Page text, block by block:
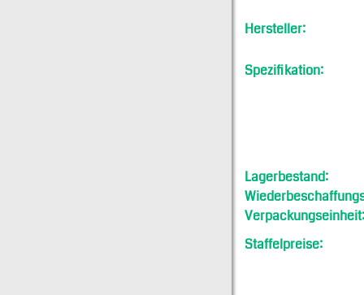
Hersteller:
Spezifikation:
Lagerbestand:
Verpackungseinheit:
Staffelpreise: